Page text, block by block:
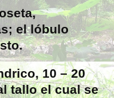
el lóbulo
10 –20
tallo el cual se